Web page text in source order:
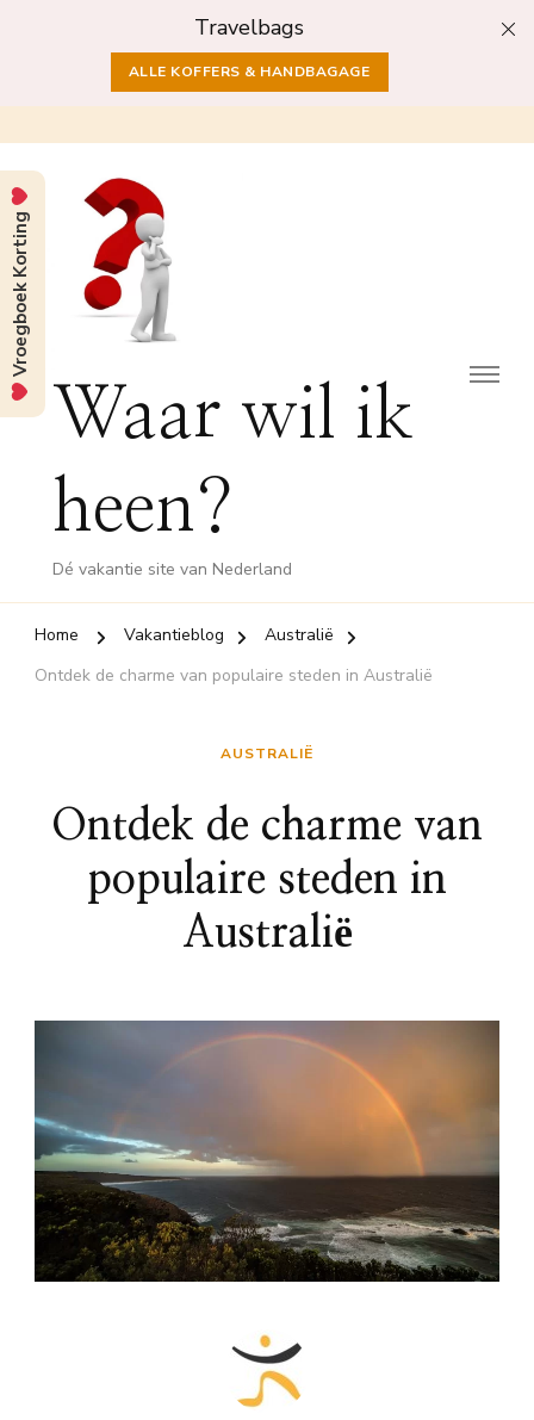
Travelbags
ALLE KOFFERS & HANDBAGAGE
Waar wil ik
heen?
Dé vakantie site van Nederland
Home Vakantieblog
Australië
Ontdek de charme van populaire steden in Australië
AUSTRALIË
Ontdek de charme van
populaire steden in
Australië
Vroegboek Korting